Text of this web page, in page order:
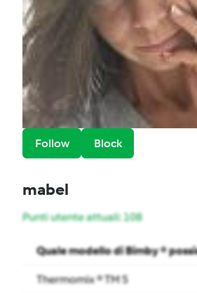
Follow Block
mabel
Punti utente attuali: 108
Quale modello di Bimby ®
Thermomix ® TM 5